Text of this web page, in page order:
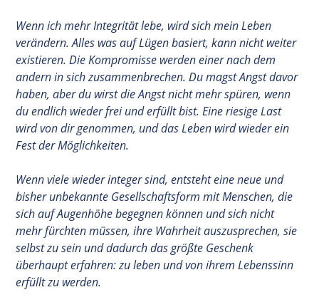
Wenn ich mehr Integrität lebe, wird sich mein Leben
verändern. Alles was auf Lügen basiert, kann nicht weiter
existieren. Die Kompromisse werden einer nach dem
andern in sich zusammenbrechen. Du magst Angst davor
haben, aber du wirst die Angst nicht mehr spüren, wenn
du endlich wieder frei und erfüllt bist. Eine riesige Last
wird von dir genommen, und das Leben wird wieder ein
Fest der Möglichkeiten.
Wenn viele wieder integer sind, entsteht eine neue und
bisher unbekannte Gesellschaftsform mit Menschen, die
sich auf Augenhöhe begegnen können und sich nicht
mehr fürchten müssen, ihre Wahrheit auszusprechen, sie
selbst zu sein und dadurch das größte Geschenk
überhaupt erfahren: zu leben und von ihrem Lebenssinn
erfüllt zu werden.